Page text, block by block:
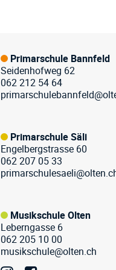
Primarschule Bannfeld
Seidenhofweg 62
062 212 54 64
Primarschule Säli
Engelbergstrasse 60
062 207 05 33
Musikschule Olten
Leberngasse 6
062 205 10 00
musikschule@olten.ch